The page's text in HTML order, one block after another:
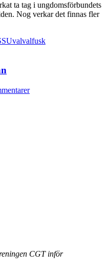
ta tag i ungdomsförbundets
Nog verkar det finnas fler
valvalfusk
CGT inför